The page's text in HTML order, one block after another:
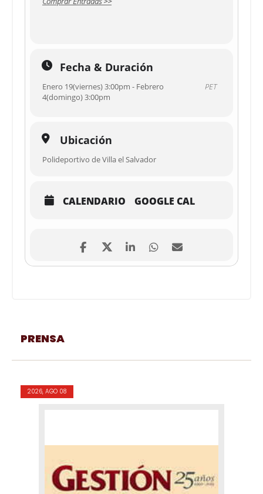
Fecha & Duración
Enero 19(viernes) 3:00pm - Febrero
4(domingo) 3:00pm
PET
Ubicación
Polideportivo de Villa el Salvador
CALENDARIO GOOGLE CAL
PRENSA
2026, AGO 08